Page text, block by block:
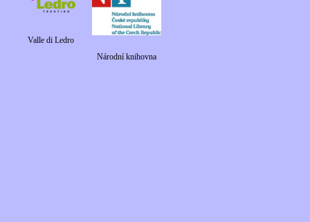
Valle di Ledro
Národní knihovna